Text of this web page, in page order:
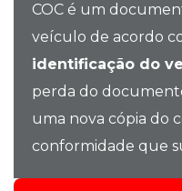
COC é um
veículo de acordo
identificação do
perda do
uma nova cópia do
conformidade que